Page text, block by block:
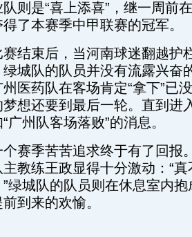
则是“喜上添喜”，继一周前
了本赛季中甲联赛的冠军。
束后，当河南球迷翻越护
绿城队的队员并没有流露兴奋
医药队在客场肯定“拿下”已
梦想还要到最后一轮。直到进
广州队客场落败”的消息。
季苦苦追求终于有了回报
教练王政显得十分激动：“
”绿城队的队员则在休息室内
到来的欢愉。